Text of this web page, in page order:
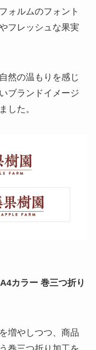
ォルムのフォント
フレッシュな果実
然の温もりを感じ
ブランドイメージ
した。
カラー 巻三つ折り
増やしつつ、商品